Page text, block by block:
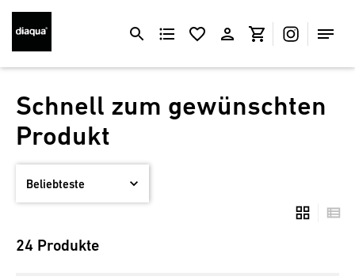
Schnell zum gewünschten
Produkt
24 Produkte